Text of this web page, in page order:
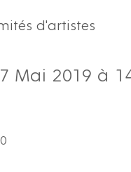
d'artistes
Mai 2019 à